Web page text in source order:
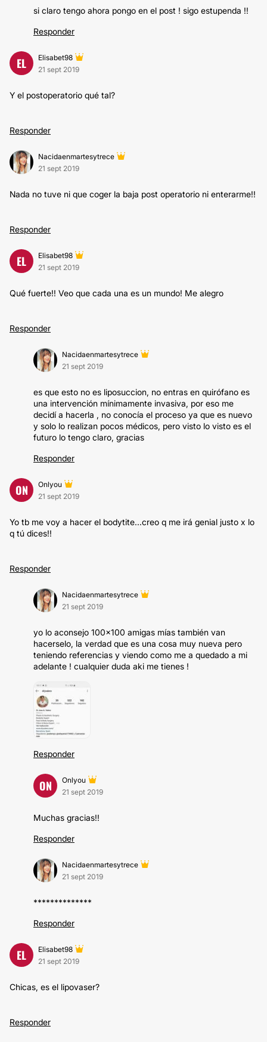
si claro tengo ahora pongo en el post ! sigo estupenda !!
Responder
EL
Elisabet98
21 sept 2019
Y el postoperatorio qué tal?
Responder
Nacidaenmartesytrece
21 sept 2019
Nada no tuve ni que coger la baja post operatorio ni enterarme!!
Responder
EL
Elisabet98
21 sept 2019
Qué fuerte!! Veo que cada una es un mundo! Me alegro
Responder
Nacidaenmartesytrece
21 sept 2019
es que esto no es liposuccion, no entras en quirófano es
una intervención mínimamente invasiva, por eso me
decidí a hacerla , no conocía el proceso ya que es nuevo
y solo lo realizan pocos médicos, pero visto lo visto es el
futuro lo tengo claro, gracias
Responder
ON
Onlyou
21 sept 2019
Yo tb me voy a hacer el bodytite...creo q me irá genial justo x lo
q tú dices!!
Responder
Nacidaenmartesytrece
21 sept 2019
yo lo aconsejo 100x100 amigas mías también van
hacerselo, la verdad que es una cosa muy nueva pero
teniendo referencias y viendo como me a quedado a mi
adelante ! cualquier duda aki me tienes !
Responder
ON
Onlyou
21 sept 2019
Muchas gracias!!
Responder
Nacidaenmartesytrece
21 sept 2019
**************
Responder
EL
Elisabet98
21 sept 2019
Chicas, es el lipovaser?
Responder